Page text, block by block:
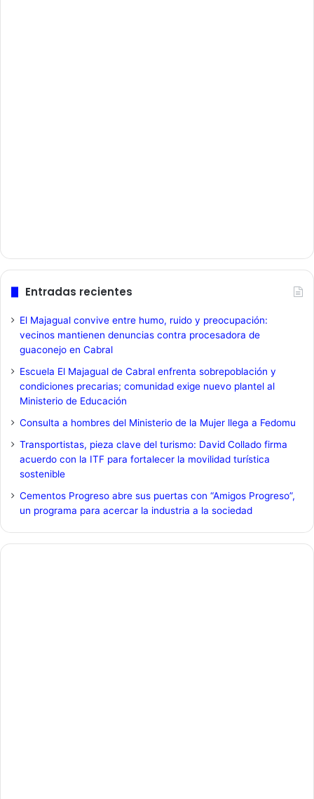
Entradas recientes
El Majagual convive entre humo, ruido y preocupación:
vecinos mantienen denuncias contra procesadora de
guaconejo en Cabral
Escuela El Majagual de Cabral enfrenta sobrepoblación y
condiciones precarias; comunidad exige nuevo plantel al
Ministerio de Educación
Consulta a hombres del Ministerio de la Mujer llega a Fedomu
Transportistas, pieza clave del turismo: David Collado firma
acuerdo con la ITF para fortalecer la movilidad turística
sostenible
Cementos Progreso abre sus puertas con “Amigos Progreso”,
un programa para acercar la industria a la sociedad